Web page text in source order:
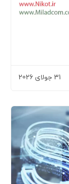
31 جولای 2026